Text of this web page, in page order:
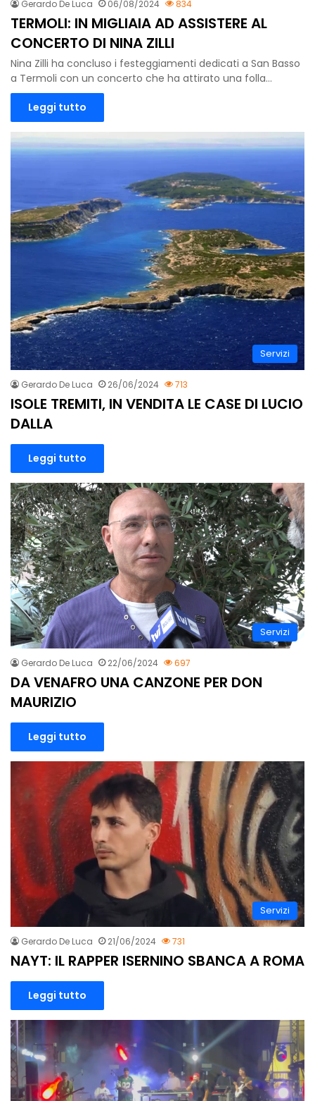
Gerardo De Luca 06/08/2024 834
TERMOLI: IN MIGLIAIA AD ASSISTERE AL
CONCERTO DI NINA ZILLI
Nina Zilli ha concluso i festeggiamenti dedicati a San Basso
a Termoli con un concerto che ha attirato una folla…
Leggi tutto
Servizi
Gerardo De Luca 26/06/2024 713
ISOLE TREMITI, IN VENDITA LE CASE DI LUCIO
DALLA
Leggi tutto
Servizi
Gerardo De Luca 22/06/2024 697
DA VENAFRO UNA CANZONE PER DON
MAURIZIO
Leggi tutto
Servizi
Gerardo De Luca 21/06/2024 731
NAYT: IL RAPPER ISERNINO SBANCA A ROMA
Leggi tutto